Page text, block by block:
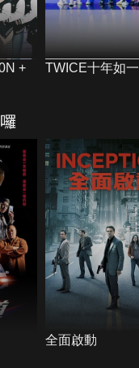
+ TWICE十年如一
全面啟動